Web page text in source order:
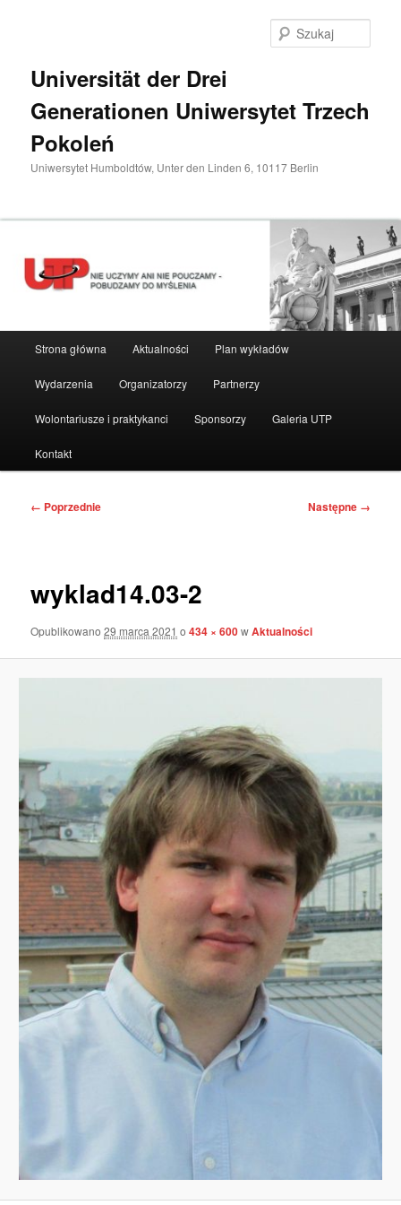
Universität der Drei
Generationen Uniwersytet Trzech
Pokoleń
Uniwersytet Humboldtów, Unter den Linden 6, 10117 Berlin
Strona główna Aktualności Plan wykładów
Wydarzenia Organizatorzy Partnerzy
Wolontariusze i praktykanci Sponsorzy Galeria UTP
Kontakt
Nawigacja
← Poprzednie Następne →
wyklad14.03-2
Opublikowano29 marca 2021 o434 × 600wAktualności